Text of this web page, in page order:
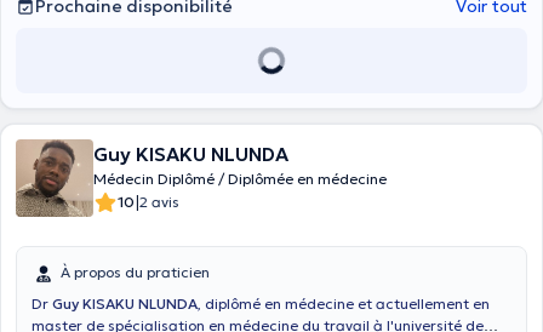
Prochaine disponibilité
Voir tout
Guy KISAKU NLUNDA
Médecin Diplômé / Diplômée en médecine
10|2 avis
À propos du praticien
Dr Guy KISAKU NLUNDA, diplômé en médecine et actuellement en
master de spécialisation en médecine du travail à l'université de